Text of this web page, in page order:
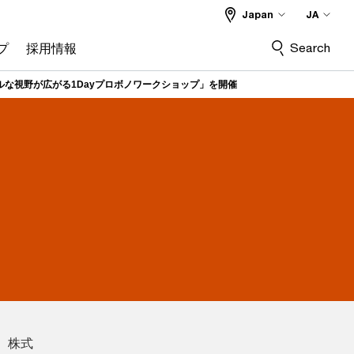
採用情報
Japan JA
Search
視野が広がる1Dayプロボノワークショップ」を開催
株式